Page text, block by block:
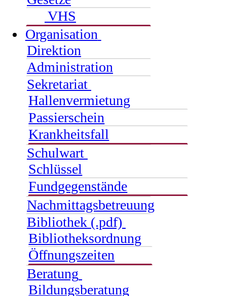
VHS
Organisation
Direktion
Administration
Sekretariat
Hallenvermietung
Passierschein
Krankheitsfall
Schulwart
Schlüssel
Fundgegenstände
Nachmittagsbetreuung
Bibliothek (.pdf)
Bibliotheksordnung
Öffnungszeiten
Beratung
Bildungsberatung